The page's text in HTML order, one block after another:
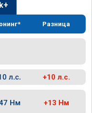
Разница
л.с. +10 л.с.
Нм +13 Нм